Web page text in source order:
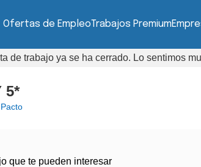
Ofertas de EmpleoTrabajos Premium
de trabajo ya se ha cerrado. Lo sentimos
5*
Pacto
que te pueden interesar